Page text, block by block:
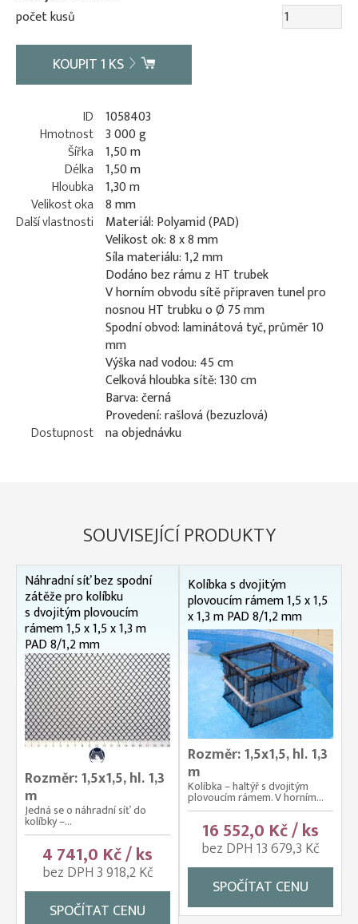
počet kusů
KOUPIT1 KS
ID 1058403
Hmotnost 3 000 g
Šířka 1,50 m
Délka 1,50 m
Hloubka 1,30 m
Velikost oka 8 mm
Další vlastnosti
Materiál: Polyamid (PAD)
Velikost ok: 8 x 8 mm
Síla materiálu: 1,2 mm
Dodáno bez rámu z HT trubek
V horním obvodu sítě připraven tunel pro
nosnou HT trubku o Ø 75 mm
Spodní obvod: laminátová tyč, průměr 10
mm
Výška nad vodou: 45 cm
Celková hloubka sítě: 130 cm
Barva: černá
Provedení: rašlová (bezuzlová)
Dostupnost na objednávku
SOUVISEJÍCÍ PRODUKTY
Náhradní síť bez spodní
zátěže pro kolíbku
s dvojitým plovoucím
rámem 1,5 x 1,5 x 1,3 m
PAD 8/1,2 mm
Rozměr: 1,5x1,5, hl. 1,3
m
Jedná se o náhradní síť do
kolíbky –...
4 741,0 Kč / ks
bez DPH 3 918,2 Kč
SPOČÍTAT CENU
Kolíbka s dvojitým
plovoucím rámem 1,5 x 1,5
x 1,3 m PAD 8/1,2 mm
Rozměr: 1,5x1,5, hl. 1,3
m
Kolíbka – haltýř s dvojitým
plovoucím rámem. V horním...
16 552,0 Kč / ks
bez DPH 13 679,3 Kč
SPOČÍTAT CENU